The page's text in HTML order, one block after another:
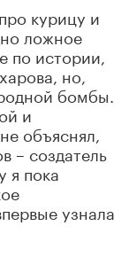
курицу и
ложное
по истории,
но,
бомбы.
и
объяснял,
– создатель
я пока
узнала